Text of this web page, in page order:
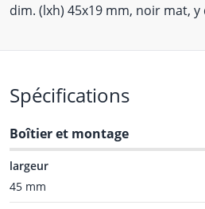
dim. (lxh) 45x19 mm, noir mat, y
Spécifications
Boîtier et montage
largeur
45 mm